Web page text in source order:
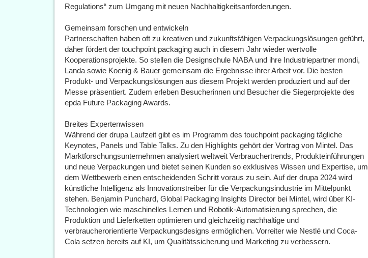
Regulations“ zum Umgang mit neuen Nachhaltigkeitsanforderungen.
Gemeinsam forschen und entwickeln
Partnerschaften haben oft zu kreativen und zukunftsfähigen Verpackungslösungen geführt,
daher fördert der touchpoint packaging auch in diesem Jahr wieder wertvolle
Kooperationsprojekte. So stellen die Designschule NABA und ihre Industriepartner mondi,
Landa sowie Koenig & Bauer gemeinsam die Ergebnisse ihrer Arbeit vor. Die besten
Produkt- und Verpackungslösungen aus diesem Projekt werden produziert und auf der
Messe präsentiert. Zudem erleben Besucherinnen und Besucher die Siegerprojekte des
epda Future Packaging Awards.
Breites Expertenwissen
Während der drupa Laufzeit gibt es im Programm des touchpoint packaging tägliche
Keynotes, Panels und Table Talks. Zu den Highlights gehört der Vortrag von Mintel. Das
Marktforschungsunternehmen analysiert weltweit Verbrauchertrends, Produkteinführungen
und neue Verpackungen und bietet seinen Kunden so exklusives Wissen und Expertise, um
dem Wettbewerb einen entscheidenden Schritt voraus zu sein. Auf der drupa 2024 wird
künstliche Intelligenz als Innovationstreiber für die Verpackungsindustrie im Mittelpunkt
stehen. Benjamin Punchard, Global Packaging Insights Director bei Mintel, wird über KI-
Technologien wie maschinelles Lernen und Robotik-Automatisierung sprechen, die
Produktion und Lieferketten optimieren und gleichzeitig nachhaltige und
verbraucherorientierte Verpackungsdesigns ermöglichen. Vorreiter wie Nestlé und Coca-
Cola setzen bereits auf KI, um Qualitätssicherung und Marketing zu verbessern.